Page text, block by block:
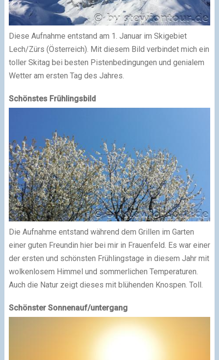
Diese Aufnahme entstand am 1. Januar im Skigebiet
Lech/Zürs (Österreich). Mit diesem Bild verbindet mich ein
toller Skitag bei besten Pistenbedingungen und genialem
Wetter am ersten Tag des Jahres.
Schönstes Frühlingsbild
Die Aufnahme entstand während dem Grillen im Garten
einer guten Freundin hier bei mir in Frauenfeld. Es war einer
der ersten und schönsten Frühlingstage in diesem Jahr mit
wolkenlosem Himmel und sommerlichen Temperaturen.
Auch die Natur zeigt dieses mit blühenden Knospen. Toll.
Schönster Sonnenauf/untergang